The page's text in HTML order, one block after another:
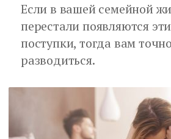
Если в вашей семейной
перестали появляются
поступки, тогда вам
разводиться.